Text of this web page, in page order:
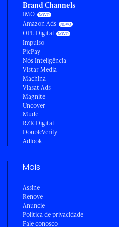
Brand Channels
IMO
Amazon Ads
OPL Digital
Impulso
PicPay
Nós Inteligência
Vistar Media
Machina
Viasat Ads
Magnite
Uncover
Mude
RZK Digital
DoubleVerify
Adlook
Mais
Assine
Renove
Anuncie
Política de privacidade
Fale conosco